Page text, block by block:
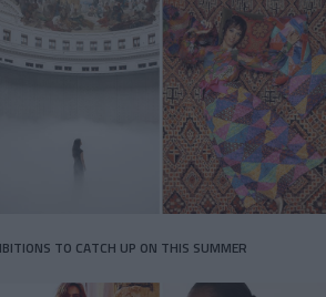
TO CATCH UP ON THIS SUMMER